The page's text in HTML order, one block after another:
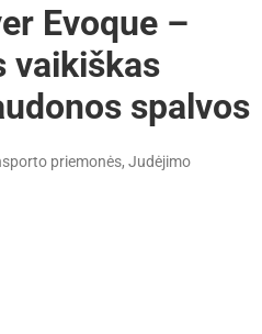
Evoque –
vaikiškas
spalvos
priemonės, Judėjimo